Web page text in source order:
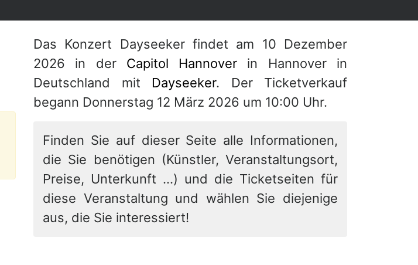
Das Konzert Dayseeker findet am 10 Dezember
2026 in der Capitol Hannover in Hannover in
Deutschland mit Dayseeker. Der Ticketverkauf
begann Donnerstag 12 März 2026 um 10:00 Uhr.
Finden Sie auf dieser Seite alle Informationen,
die Sie benötigen (Künstler, Veranstaltungsort,
Preise, Unterkunft ...) und die Ticketseiten für
diese Veranstaltung und wählen Sie diejenige
aus, die Sie interessiert!